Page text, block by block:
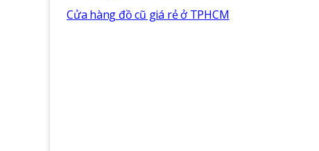
Cửa hàng đồ cũ giá rẻ ở TPHCM